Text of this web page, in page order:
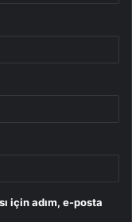
için adım, e-posta